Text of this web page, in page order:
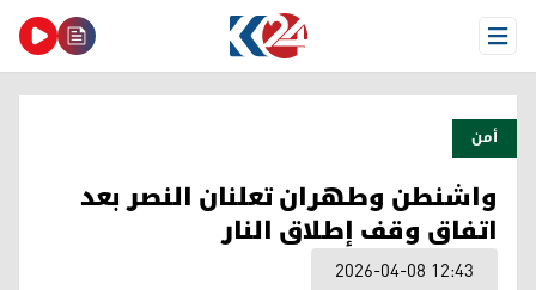
Open Menu
أمن
واشنطن وطهران تعلنان النصر بعد
اتفاق وقف إطلاق النار
2026-04-08 12:43